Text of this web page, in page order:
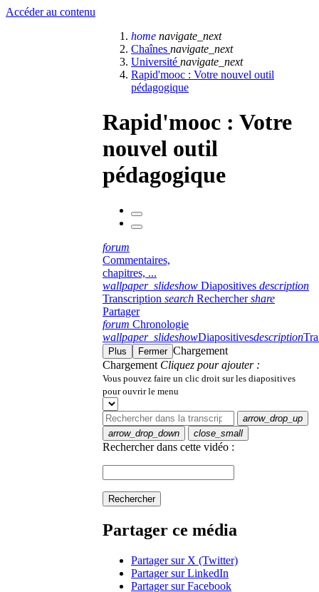
Accéder au contenu
home navigate_next
Chaînes navigate_next
Université navigate_next
Rapid'mooc : Votre nouvel outil
pédagogique
Rapid'mooc : Votre
nouvel outil
pédagogique
forum
Commentaires,
chapitres, ...
wallpaper_slideshow Diapositives description
Transcription search Rechercher share
Partager
forum Chronologie
wallpaper_slideshowDiapositivesdescription
Plus Fermer Chargement
Chargement Cliquez pour ajouter :
Vous pouvez faire un clic droit sur les diapositives
pour ouvrir le menu
arrow_drop_up
arrow_drop_down
close_small
Rechercher dans cette vidéo :
Rechercher
Partager ce média
Partager sur X (Twitter)
Partager sur LinkedIn
Partager sur Facebook